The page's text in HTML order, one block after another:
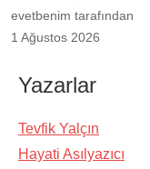
evetbenim tarafından
1 Ağustos 2026
Yazarlar
Tevfik Yalçın
Hayati Asılyazıcı